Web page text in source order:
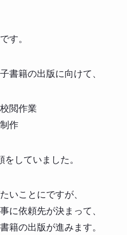
す。
書籍の出版に向けて、
閲作業
作
をしていました。
いことにですが、
に依頼先が決まって、
籍の出版が進みます。